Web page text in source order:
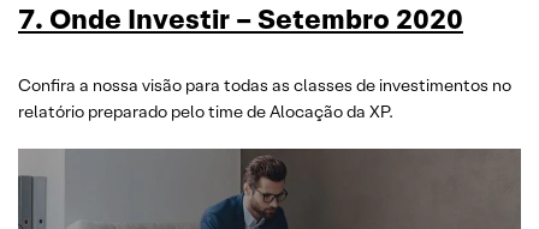
7. Onde Investir – Setembro 2020
Confira a nossa visão para todas as classes de investimentos no
relatório preparado pelo time de Alocação da XP.